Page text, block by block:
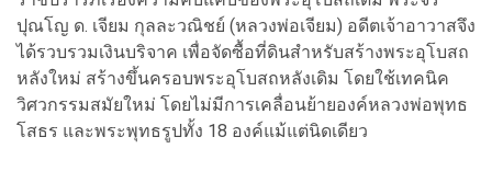
ปุณโญ ด. เจียม กุลละวณิชย์ (หลวงพ่อเจียม) อดีตเจ้าอาวาสจึง
ได้รวบรวมเงินบริจาค เพื่อจัดซื้อที่ดินสำหรับสร้างพระอุโบสถ
หลังใหม่ สร้างขึ้นครอบพระอุโบสถหลังเดิม โดยใช้เทคนิค
วิศวกรรมสมัยใหม่ โดยไม่มีการเคลื่อนย้ายองค์หลวงพ่อพุทธ
โสธร และพระพุทธรูปทั้ง 18 องค์แม้แต่นิดเดียว